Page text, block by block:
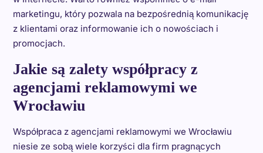
marketingu, który pozwala na bezpośrednią komunikację
z klientami oraz informowanie ich o nowościach i
promocjach.
Jakie są zalety współpracy z
agencjami reklamowymi we
Wrocławiu
Współpraca z agencjami reklamowymi we Wrocławiu
niesie ze sobą wiele korzyści dla firm pragnących